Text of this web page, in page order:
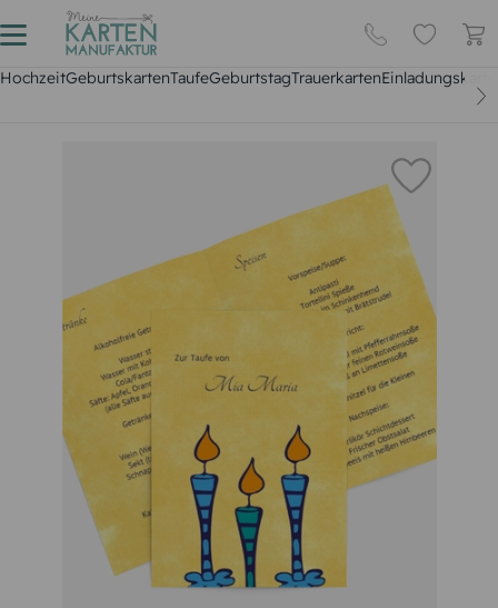
HochzeitGeburtskartenTaufeGeburtstagTrauerkarten